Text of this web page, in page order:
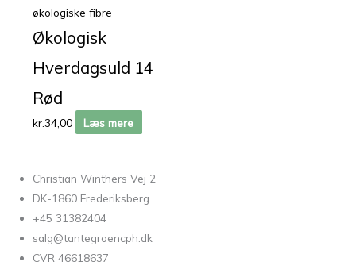
økologiske fibre
Økologisk
Hverdagsuld 14
Rød
kr.34,00 Læs mere
Christian Winthers Vej 2
DK-1860 Frederiksberg
+45 31382404
salg@tantegroencph.dk
CVR 46618637